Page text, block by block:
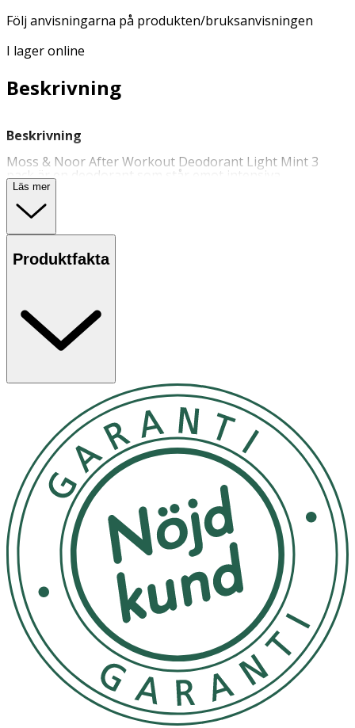
Följ anvisningarna på produkten/bruksanvisningen
I lager online
Beskrivning
Beskrivning
Moss & Noor After Workout Deodorant Light Mint 3
pack är en deodorant som står emot intensiva
svettningar. En kraftfull
för dig med aktiv livsstil. Berikad med provitamin B5
(fuktbevarande, lugnande och läkande effekt på huden)
och ricinolja (mjukgörande kallpressad olja från
ricinfrön). Produkten är vegansk och fri från färgämnen,
mikroplaster och parabener. Producerad i Sverige. Följ
anvisningarna på produkten/bruksanvisningen.
- Applicera dagligen i rena, torra armhålor.
- Förvaras i rumstemperatur.
Aqua, Aluminum Chlorohydrate, Propylene Glycol,
Hydroxyethylcellulose, Parfum, Panthenol, Trideceth-9,
PEG-40 Hydrogenated Castor Oil, Phenoxyethanol,
Ethylhexylglycerin, Citric Acid, Limonene, Linalool, Citral,
Citronellol, Eugenol.
Läs mer
Produktfakta